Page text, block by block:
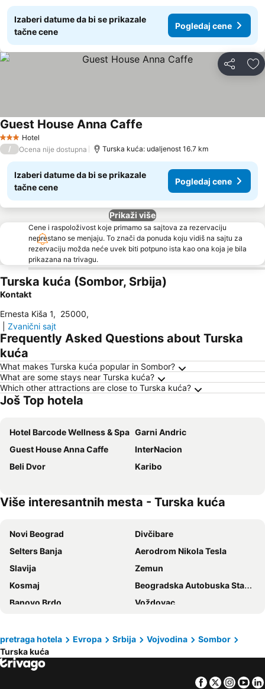
Izaberi datume da bi se prikazale
tačne cene
Pogledaj cene
Deli
3 Zvezdice
Hotel
Guest House Anna Caffe
/ Ocena nije dostupna Turska kuća: udaljenost 16.7 km
Izaberi datume da bi se prikazale
tačne cene
Pogledaj cene
Prikaži više
Cene i raspoloživost koje primamo sa sajtova za rezervaciju
neprestano se menjaju. To znači da ponuda koju vidiš na sajtu za
rezervaciju možda neće uvek biti potpuno ista kao ona koja je bila
prikazana na trivagu.
Turska kuća (Sombor, Srbija)
Kontakt
Ernesta Kiša 1, 25000,
Zvanični sajt
Frequently Asked Questions about Turska
kuća
What makes Turska kuća popular in Sombor?
What are some stays near Turska kuća?
Which other attractions are close to Turska kuća?
Još Top hotela
Hotel Barcode Wellness & Spa Garni Andric
Guest House Anna Caffe
InterNacion
Beli Dvor
Karibo
Više interesantnih mesta - Turska kuća
Novi Beograd
Divčibare
Selters Banja
Aerodrom Nikola Tesla
Slavija
Zemun
Kosmaj
Beogradska Autobuska Stanica
Banovo Brdo
Voždovac
Savski venac
Knez Mihailova
Vračar
Aerodrom Temišvar
pretraga hotela Evropa Srbija Vojvodina
Sombor
Turska kuća
Facebook
Twitter